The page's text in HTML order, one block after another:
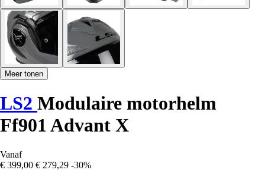
Meer tonen
LS2 Modulaire motorhelm
Ff901 Advant X
Vanaf
€ 399,00 € 279,29 -30%